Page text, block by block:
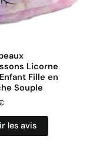
Licorne
Fille en
Souple
les avis